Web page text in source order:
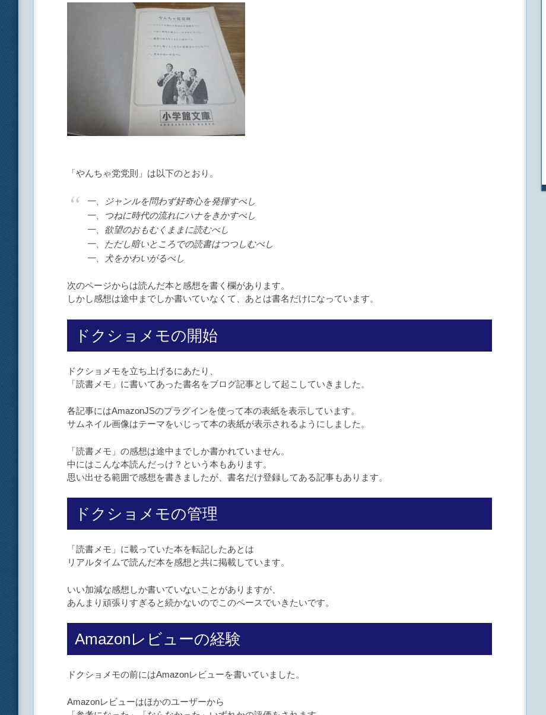
「やんちゃ党党則」は以下のとおり。
一、ジャンルを問わず好奇心を発揮すべし
一、つねに時代の流れにハナをきかすべし
一、欲望のおもむくままに読むべし
一、ただし暗いところでの読書はつつしむべし
一、犬をかわいがるべし
次のページからは読んだ本と感想を書く欄があります。
しかし感想は途中までしか書いていなくて、あとは書名だけになっています。
ドクショメモの開始
ドクショメモを立ち上げるにあたり、
「読書メモ」に書いてあった書名をブログ記事として起こしていきました。
各記事にはAmazonJSのプラグインを使って本の表紙を表示しています。
サムネイル画像はテーマをいじって本の表紙が表示されるようにしました。
「読書メモ」の感想は途中までしか書かれていません。
中にはこんな本読んだっけ？という本もあります。
思い出せる範囲で感想を書きましたが、書名だけ登録してある記事もあります。
ドクショメモの管理
「読書メモ」に載っていた本を転記したあとは
リアルタイムで読んだ本を感想と共に掲載しています。
いい加減な感想しか書いていないことがありますが、
あんまり頑張りすぎると続かないのでこのペースでいきたいです。
Amazonレビューの経験
ドクショメモの前にはAmazonレビューを書いていました。
Amazonレビューはほかのユーザーから